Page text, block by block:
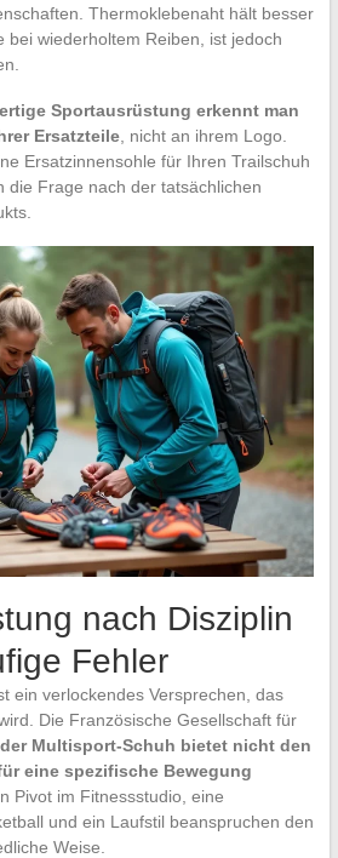
Thermoklebenaht hält besser
bei wiederholtem Reiben, ist jedoch
Sportausrüstung erkennt man
Ersatzteile, nicht an ihrem Logo.
Ersatzinnensohle für Ihren Trailschuh
die Frage nach der tatsächlichen
nach Disziplin
Fehler
ein verlockendes Versprechen, das
Die Französische Gesellschaft für
der Multisport-Schuh bietet nicht den
eine spezifische Bewegung
Pivot im Fitnessstudio, eine
und ein Laufstil beanspruchen den
Weise.